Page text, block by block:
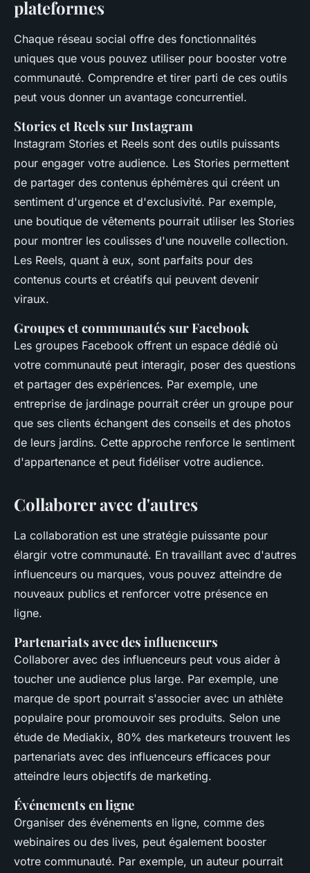
plateformes
Chaque réseau social offre des fonctionnalités
uniques que vous pouvez utiliser pour booster votre
communauté. Comprendre et tirer parti de ces outils
peut vous donner un avantage concurrentiel.
Stories et Reels sur Instagram
Instagram Stories et Reels sont des outils puissants
pour engager votre audience. Les Stories permettent
de partager des contenus éphémères qui créent un
sentiment d'urgence et d'exclusivité. Par exemple,
une boutique de vêtements pourrait utiliser les Stories
pour montrer les coulisses d'une nouvelle collection.
Les Reels, quant à eux, sont parfaits pour des
contenus courts et créatifs qui peuvent devenir
viraux.
Groupes et communautés sur Facebook
Les groupes Facebook offrent un espace dédié où
votre communauté peut interagir, poser des questions
et partager des expériences. Par exemple, une
entreprise de jardinage pourrait créer un groupe pour
que ses clients échangent des conseils et des photos
de leurs jardins. Cette approche renforce le sentiment
d'appartenance et peut fidéliser votre audience.
Collaborer avec d'autres
La collaboration est une stratégie puissante pour
élargir votre communauté. En travaillant avec d'autres
influenceurs ou marques, vous pouvez atteindre de
nouveaux publics et renforcer votre présence en
ligne.
Partenariats avec des influenceurs
Collaborer avec des influenceurs peut vous aider à
toucher une audience plus large. Par exemple, une
marque de sport pourrait s'associer avec un athlète
populaire pour promouvoir ses produits. Selon une
étude de Mediakix, 80% des marketeurs trouvent les
partenariats avec des influenceurs efficaces pour
atteindre leurs objectifs de marketing.
Événements en ligne
Organiser des événements en ligne, comme des
webinaires ou des lives, peut également booster
votre communauté. Par exemple, un auteur pourrait